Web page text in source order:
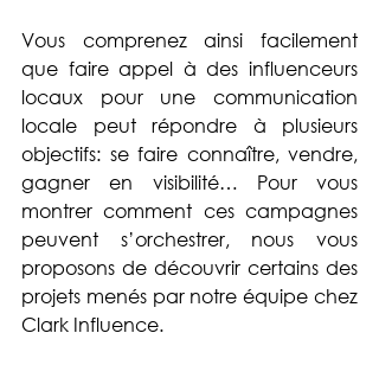
Vous comprenez ainsi facilement
que faire appel à des influenceurs
locaux pour une communication
locale peut répondre à plusieurs
objectifs: se faire connaître, vendre,
gagner en visibilité… Pour vous
montrer comment ces campagnes
peuvent s’orchestrer, nous vous
proposons de découvrir certains des
projets menés par notre équipe chez
Clark Influence.